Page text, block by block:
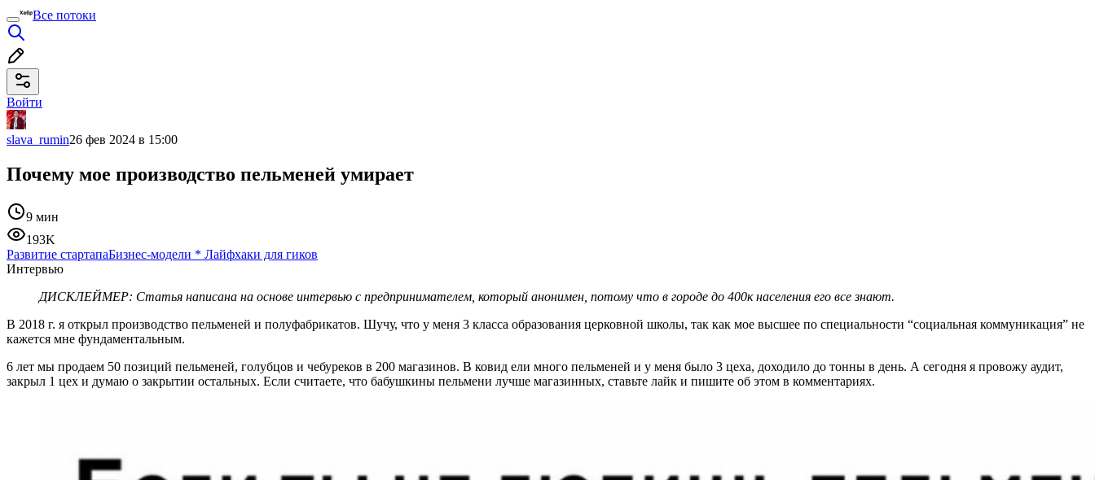
Все потоки
Войти
slava_rumin26 фев 2024 в 15:00
Почему мое производство пельменей умирает
9 мин
193K
Развитие стартапаБизнес-модели * Лайфхаки для гиков
Интервью
ДИСКЛЕЙМЕР: Статья написана на основе интервью с предпринимателем, который анонимен, потому что в городе до 400к населения его все знают.
В 2018 г. я открыл производство пельменей и полуфабрикатов. Шучу, что у меня 3 класса образования церковной школы, так как мое высшее по специальности “социальная коммуникация” не
кажется мне фундаментальным.
6 лет мы продаем 50 позиций пельменей, голубцов и чебуреков в 200 магазинов. В ковид ели много пельменей и у меня было 3 цеха, доходило до тонны в день. А сегодня я провожу аудит,
закрыл 1 цех и думаю о закрытии остальных. Если считаете, что бабушкины пельмени лучше магазинных, ставьте лайк и пишите об этом в комментариях.